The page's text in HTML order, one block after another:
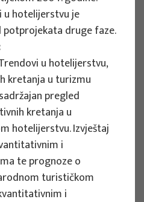
and attracting
skills for
2024. - 2027.
More
u hotelijerstvu je
potprojekata druge faze.
u hotelijerstvu,
kretanja u turizmu
pregled
kretanja u
hotelijerstvu. Izvještaj
i
te prognoze o
turističkom
i